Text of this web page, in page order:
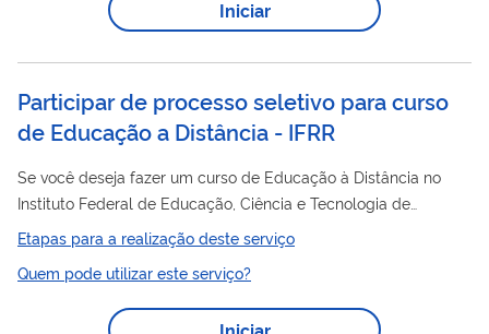
https://www.gov.br/icmbio/pt-br/servicos/seja-um-brigadista
Iniciar
Participar de processo seletivo para curso
de Educação a Distância - IFRR
Se você deseja fazer um curso de Educação à Distância no
Instituto Federal de Educação, Ciência e Tecnologia de
Roraima, você precisa concorrer a uma vaga por meio deste
serviço.
Etapas para a realização deste serviço
Quem pode utilizar este serviço?